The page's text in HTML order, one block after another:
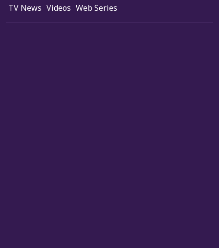
TV News Videos Web Series